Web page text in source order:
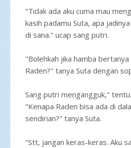
"Tidak ada aku cuma mau
kasih padamu Suta, apa
di sana." ucap sang putri.
"Bolehkah jika hamba
Raden?" tanya Suta dengan
Sang putri mengangguk,"
"Kenapa Raden bisa ada di
sendirian?" tanya Suta.
"Stt, jangan keras-keras. Aku